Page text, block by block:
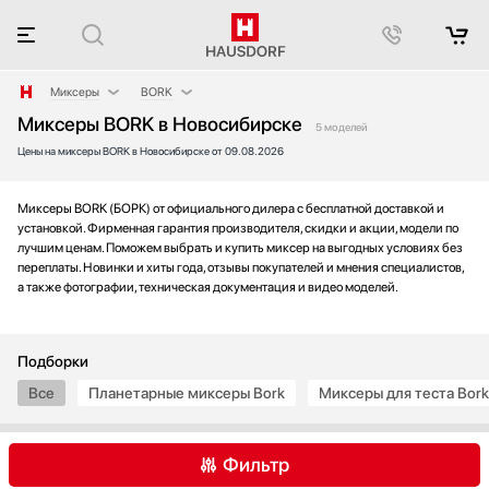
Миксеры
Аксессуары
Аксессуары и принадлежности
Аромастанции
Барбекю
Беспроводные акустические системы
Блендеры
Варочные центры
Вафельницы
BORK
Bosch
Gorenje
Maunfeld
Smeg
Миксеры BORK в Новосибирске
5 моделей
Цены на миксеры BORK в Новосибирске от 09.08.2026
Миксеры BORK (БОРК) от официального дилера с бесплатной доставкой и
установкой. Фирменная гарантия производителя, скидки и акции, модели по
лучшим ценам. Поможем выбрать и купить миксер на выгодных условиях без
переплаты. Новинки и хиты года, отзывы покупателей и мнения специалистов,
а также фотографии, техническая документация и видео моделей.
Подборки
Все
Планетарные миксеры Bork Миксеры для теста Bork
Фильтр